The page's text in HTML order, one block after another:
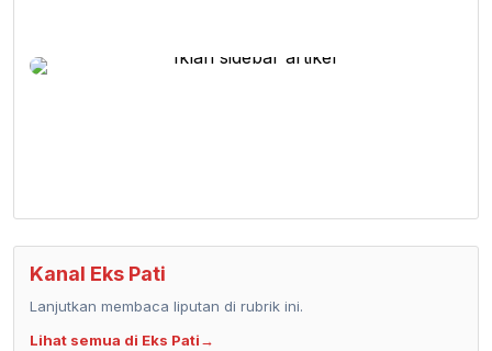
Kanal Eks Pati
Lanjutkan membaca liputan di rubrik ini.
Lihat semua di Eks Pati→